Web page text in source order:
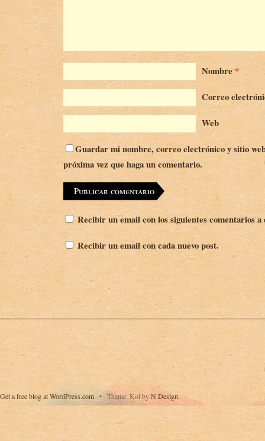
Nombre *
Correo
Web
Guardar mi nombre, correo electrónico y sitio
próxima vez que haga un comentario.
Recibir un email con los siguientes comentarios a
Recibir un email con cada nuevo post.
Get a free blog at WordPress.com • Theme: Koi byN.Design.